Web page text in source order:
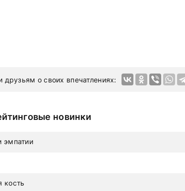
друзьям о своих впечатлениях:
новинки
кость
эмпатии